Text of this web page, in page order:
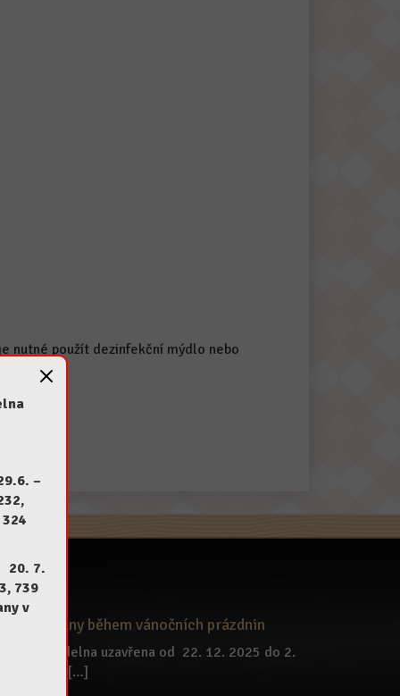
–
20. 7.
739
v
nutné použít dezinfekční mýdlo nebo
jídelny během vánočních prázdnin
Školní jídelna uzavřena od 22. 12. 2025 do 2.
1. 2026. […]